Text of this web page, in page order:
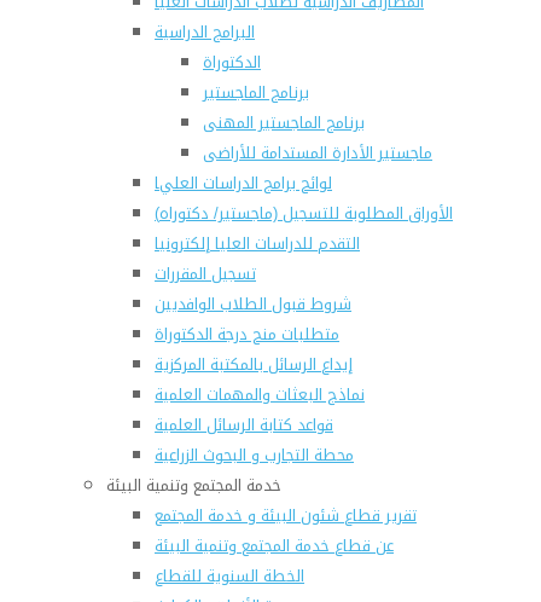
البرامج الدراسية
الدكتوراة
برنامج الماجستير
برنامج الماجستير المهنى
ماجستير الأدارة المستدامة للأراضى
لوائح برامج الدراسات العليا
(الأوراق المطلوبة للتسجيل (ماجستير/ دكتوراه
التقدم للدراسات العليا إلكترونيا
تسجيل المقررات
شروط قبول الطلاب الوافديين
متطلبات منح درجة الدكتوراة
إيداع الرسائل بالمكتبة المركزية
نماذج البعثات والمهمات العلمية
قواعد كتابة الرسائل العلمية
محطة التجارب و البحوث الزراعية
خدمة المجتمع وتنمية البيئة
تقرير قطاع شئون البيئة و خدمة المجتمع
عن قطاع خدمة المجتمع وتنمية البيئة
الخطة السنوية للقطاع